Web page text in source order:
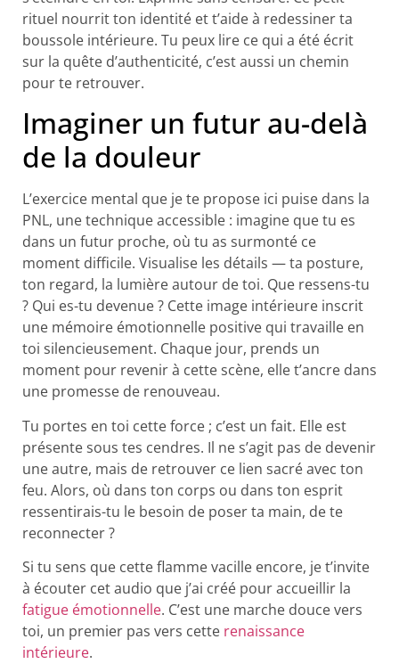
rituel nourrit ton identité et t’aide à redessiner ta
boussole intérieure. Tu peux lire ce qui a été écrit
sur la quête d’authenticité, c’est aussi un chemin
pour te retrouver.
Imaginer un futur au-delà
de la douleur
L’exercice mental que je te propose ici puise dans la
PNL, une technique accessible : imagine que tu es
dans un futur proche, où tu as surmonté ce
moment difficile. Visualise les détails — ta posture,
ton regard, la lumière autour de toi. Que ressens-tu
? Qui es-tu devenue ? Cette image intérieure inscrit
une mémoire émotionnelle positive qui travaille en
toi silencieusement. Chaque jour, prends un
moment pour revenir à cette scène, elle t’ancre dans
une promesse de renouveau.
Tu portes en toi cette force ; c’est un fait. Elle est
présente sous tes cendres. Il ne s’agit pas de devenir
une autre, mais de retrouver ce lien sacré avec ton
feu. Alors, où dans ton corps ou dans ton esprit
ressentirais-tu le besoin de poser ta main, de te
reconnecter ?
Si tu sens que cette flamme vacille encore, je t’invite
à écouter cet audio que j’ai créé pour accueillir la
fatigue émotionnelle. C’est une marche douce vers
toi, un premier pas vers cette renaissance
intérieure.